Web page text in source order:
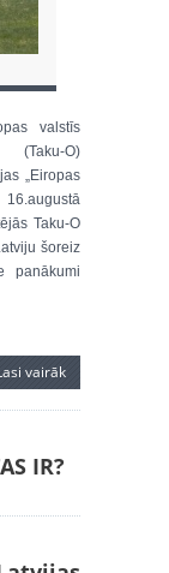
valstīs
O)
„Eiropas
Taku-O
šoreiz
panākumi
vairāk
IR?